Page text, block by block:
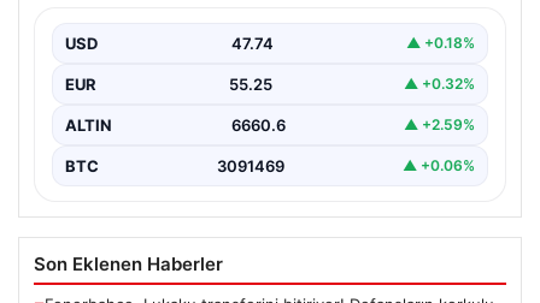
kurması büyük bir hassasiyet ifade etmektedir.
Günümüzde…
USD 47.74 ▲ +0.18%
EUR 55.25 ▲ +0.32%
ALTIN 6660.6 ▲ +2.59%
BTC 3091469 ▲ +0.06%
Son Eklenen Haberler